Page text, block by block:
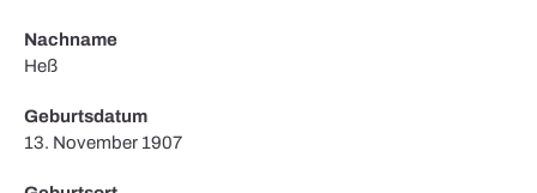
Nachname
Heß
Geburtsdatum
13. November 1907